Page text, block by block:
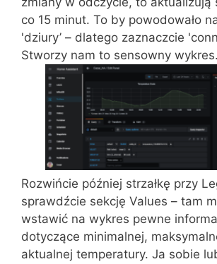
co 15 minut. To by powodowało
'dziury’ – dlatego zaznaczcie
Stworzy nam to sensowny wykres.
Rozwińcie później strzałkę przy
sprawdźcie sekcję Values – tam
wstawić na wykres pewne
dotyczące minimalnej,
aktualnej temperatury. Ja sobie